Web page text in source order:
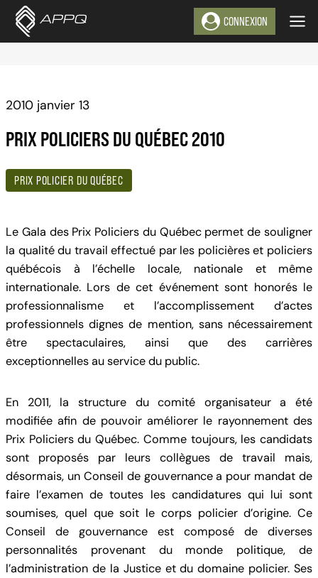
Aller
CONNEXION
PRIX POLICIER DU QUÉBEC
PRIX POLICIERS DU QUÉBEC 2010
2010 janvier 13
Le Gala des Prix Policiers du Québec permet de souligner
la qualité du travail effectué par les policières et policiers
québécois à l’échelle locale, nationale et même
internationale. Lors de cet événement sont honorés le
professionnalisme et l’accomplissement d’actes
professionnels dignes de mention, sans nécessairement​
être spectaculaires, ainsi que des carrières
exceptionnelles au service du public.
En 2011, la structure du comité organisateur a été
modifiée afin de pouvoir améliorer le rayonnement des
Prix Policiers du Québec. Comme toujours, les candidats
sont proposés par leurs collègues de travail mais,
désormais, un Conseil de gouvernance a pour mandat de
faire l’examen de toutes les candidatures qui lui sont
soumises, quel que soit le corps policier d’origine. Ce
Conseil de gouvernance est composé de diverses
personnalités provenant du monde politique, de
l’administration de la Justice et du domaine policier. Ses